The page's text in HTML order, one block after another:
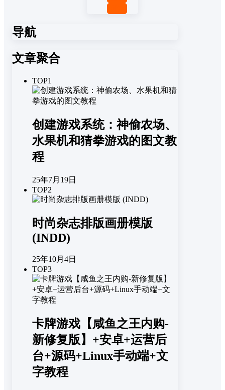
导航
文章聚合
TOP1
创建游戏系统：神偷农场、
水果机和猜拳游戏的图文教
程
25年7月19日
TOP2
时尚杂志排版画册模版
(INDD)
25年10月4日
TOP3
卡牌游戏【咸鱼之王内购-
新修复版】+安卓+运营后
台+源码+Linux手动端+文
字教程